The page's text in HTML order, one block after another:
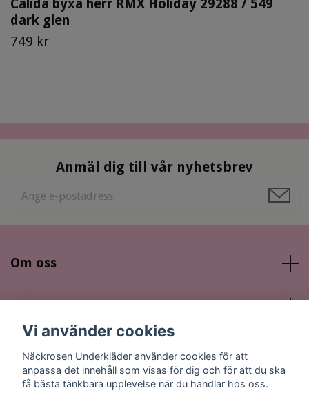
Calida byxa herr RMX Holiday 29288 / 549
dark glen
749 kr
Anmäl dig till vår nyhetsbrev
Om oss
Sociala medier
Vi använder cookies
Näckrosen Underkläder använder cookies för att
anpassa det innehåll som visas för dig och för att du ska
få bästa tänkbara upplevelse när du handlar hos oss.